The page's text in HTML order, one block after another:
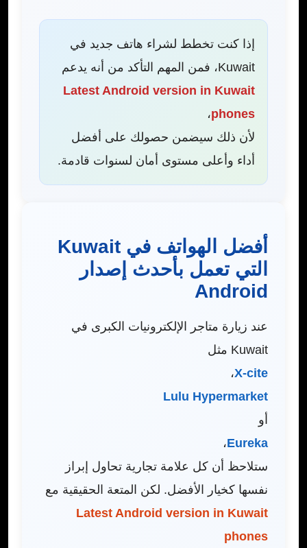
إذا كنت تخطط لشراء هاتف جديد في
Kuwait، فمن المهم التأكد من أنه يدعم
Latest Android version in Kuwait
phones،
لأن ذلك سيضمن حصولك على أفضل
أداء وأعلى مستوى أمان لسنوات قادمة.
أفضل الهواتف في Kuwait
التي تعمل بأحدث إصدار
Android
عند زيارة متاجر الإلكترونيات الكبرى في
Kuwait مثل
X-cite،
Lulu Hypermarket
أو
Eureka،
ستلاحظ أن كل علامة تجارية تحاول إبراز
نفسها كخيار الأفضل. لكن المتعة الحقيقية مع
Latest Android version in Kuwait
phones